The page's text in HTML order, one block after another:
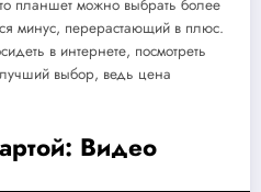
планшет можно выбрать более
минус, перерастающий в плюс.
в интернете, посмотреть
выбор, ведь цена
Видео